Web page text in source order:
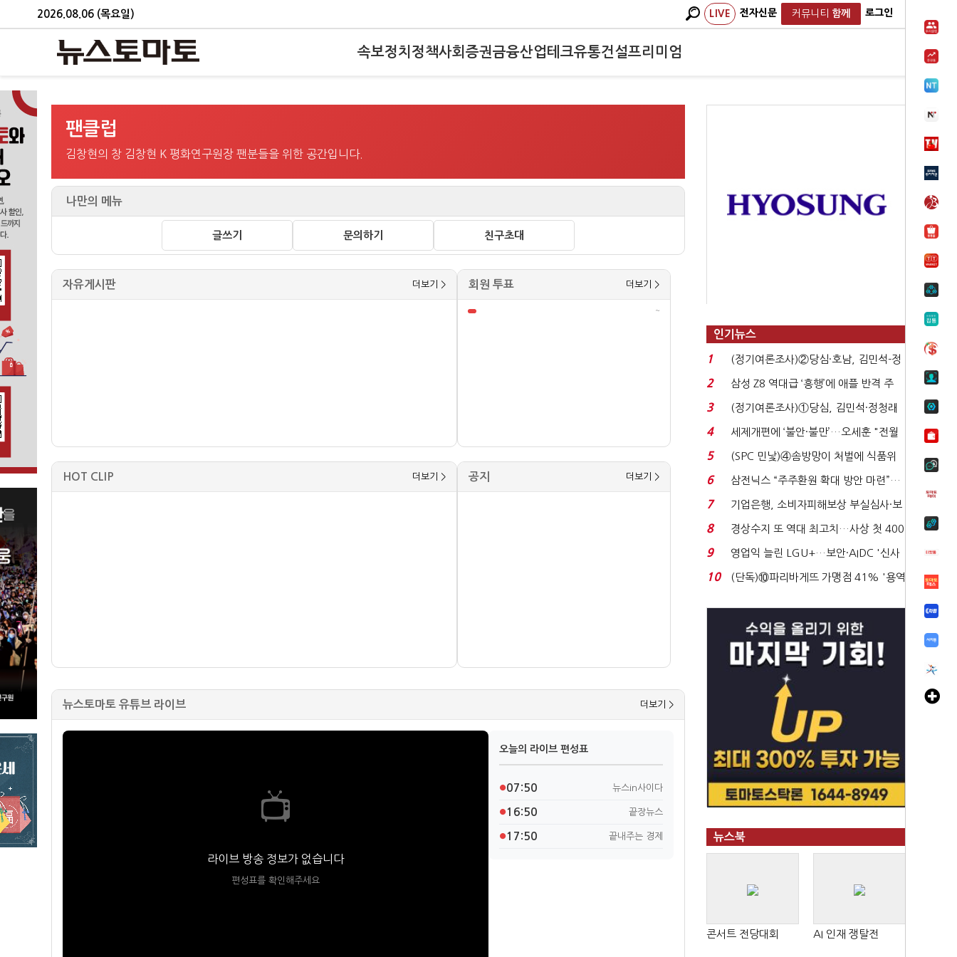
2026.08.06 (목요일) LIVE 전자신문 커뮤니티 함께 로그인
속보정치 정책사회 증권금융산업테크유통건설프리미엄
팬클럽
김창현의 창 김창현 K 평화연구원장 팬분들을 위한 공간입니다.
나만의 메뉴
글쓰기 문의하기 친구초대
자유게시판 더보기 >
HOT CLIP 더보기 >
회원 투표 더보기 >
~
공지 더보기 >
뉴스토마토 유튜브 라이브 더보기 >
📺
라이브 방송 정보가 없습니다
편성표를 확인해주세요
오늘의 라이브 편성표
●07:50 뉴스in사이다
●16:50 끝장뉴스
●17:50 끝내주는 경제
인기뉴스
1
(정기여론조사)②당심·호남, 김민석-정
청래 '초접전'...
2
삼성 Z8 역대급 ‘흥행’에 애플 반격 주
목…9월 ‘폴...
3
(정기여론조사)①당심, 김민석·정청래
'초접전'…대통령 ...
4
세제개편에 ‘불안·불만’…오세훈 "전월
세 구하기 더 ...
5
(SPC 민낯)④솜방망이 처벌에 식품위
생법 위반 반복...
6
삼전닉스 “주주환원 확대 방안 마련”…
로이터에 성명...
7
기업은행, 소비자피해보상 부실심사·보
이스피싱 공시 ...
8
경상수지 또 역대 최고치…사상 첫 400
억달러에 '3% 성...
9
영업익 늘린 LGU+…보안·AIDC '신사
업 드라이브'...
10
(단독)⑩파리바게뜨 가맹점 41% '용역
뉴스북
콘서트 전당대회 AI 인재 쟁탈전